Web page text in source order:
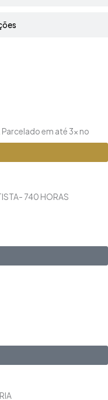
Parcelado em até 3x no
740 HORAS